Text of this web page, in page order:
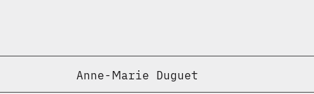
Anne-Marie Duguet